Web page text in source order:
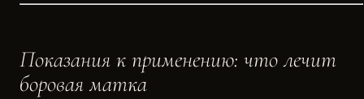
Показания к применению: что лечит
боровая матка